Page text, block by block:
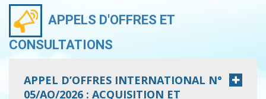
APPELS D'OFFRES ET
CONSULTATIONS
APPEL D’OFFRES INTERNATIONAL N°
05/AO/2026 : ACQUISITION ET